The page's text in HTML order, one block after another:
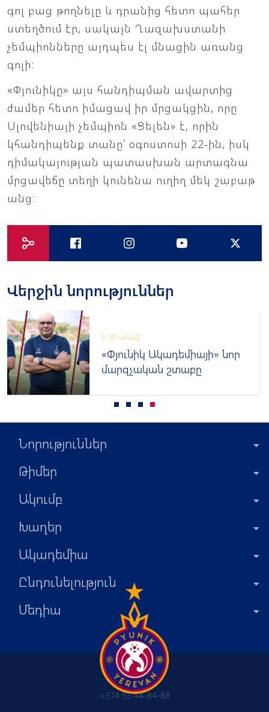
գոլ բաց թողնելը և դրանից հետո պահեր
ստեղծում էր, սակայն Ղազախստանի
չեմպիոնները այդպես էլ մնացին առանց
գոլի:
«Փյունիկը» այս հանդիպման ավարտից
ժամեր հետո իմացավ իր մրցակցին, որը
Սլովենիայի չեմպիոն «Ցելեն» է, որին
կհանդիպենք տանը՝ օգոստոսի 22-ին, իսկ
դիմակայության պատասխան արտագնա
մրցավեճը տեղի կունենա ուղիղ մեկ շաբաթ
անց:
Վերջին նորություններ
6 օր առաջ
«Փյունիկ Ակադեմիայի» նոր
մարզչական շտաբը
Նորություններ
Թիմեր
Ակումբ
Խաղեր
Ակադեմիա
Ընդունելություն
Մեդիա
+374 55 44-84-88